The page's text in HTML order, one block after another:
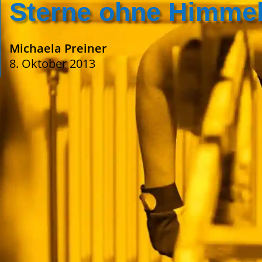
Sterne ohne
Michaela Preiner
8. Oktober 2013